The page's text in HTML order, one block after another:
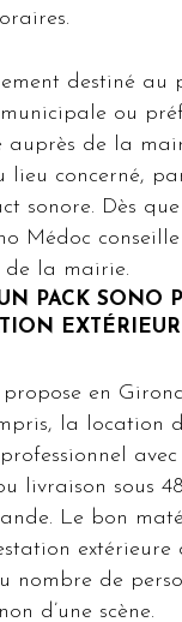
destiné au
ou
auprès de la
lieu concerné,
sonore. Dès
Médoc
de la mairie.
PACK SONO
en
la location
livraison sous
Le bon
extérieure
nombre de
d’une scène.